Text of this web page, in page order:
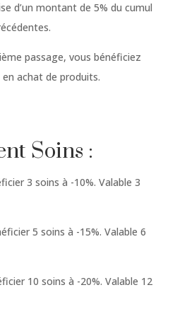
d’un montant de 5% du cumul
passage, vous bénéficiez
en achat de produits.
Soins :
3 soins à -10%. Valable 3
5 soins à -15%. Valable 6
10 soins à -20%. Valable 12